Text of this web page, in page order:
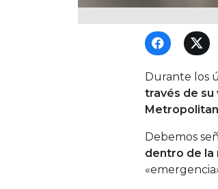
Durante los
través de su
Debemos
dentro de la